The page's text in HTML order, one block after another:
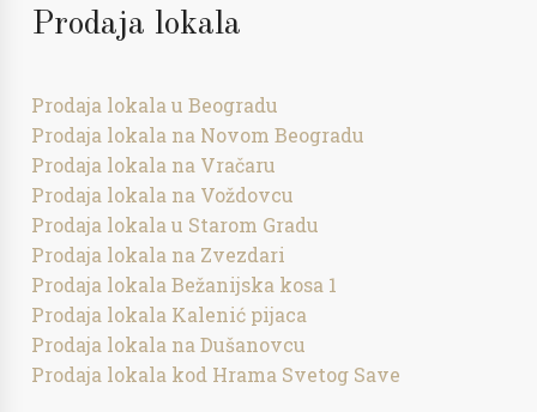
Prodaja lokala
Prodaja lokala u Beogradu
Prodaja lokala na Novom Beogradu
Prodaja lokala na Vračaru
Prodaja lokala na Voždovcu
Prodaja lokala u Starom Gradu
Prodaja lokala na Zvezdari
Prodaja lokala Bežanijska kosa 1
Prodaja lokala Kalenić pijaca
Prodaja lokala na Dušanovcu
Prodaja lokala kod Hrama Svetog Save